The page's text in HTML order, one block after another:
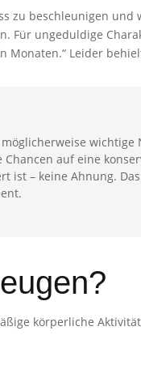
zu beschleunigen und
Für ungeduldige
Monaten.“ Leider
wichtige
auf eine
ist – keine Ahnung.
körperliche